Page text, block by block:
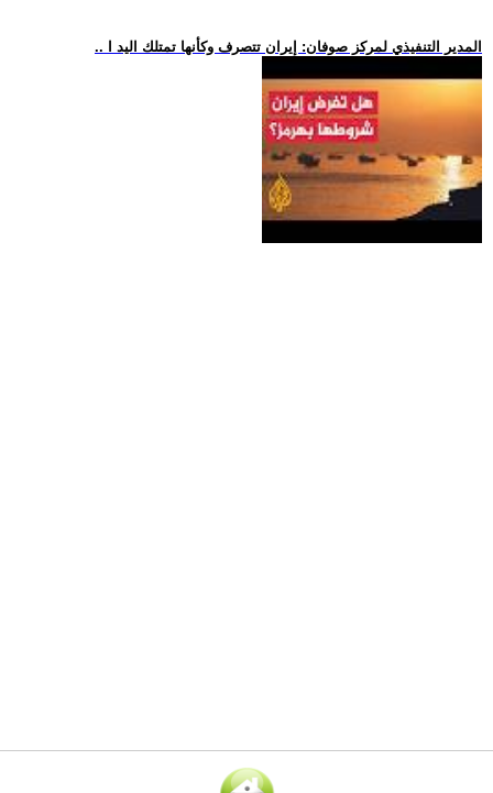
.. المدير التنفيذي لمركز صوفان: إيران تتصرف وكأنها تمتلك اليد ا